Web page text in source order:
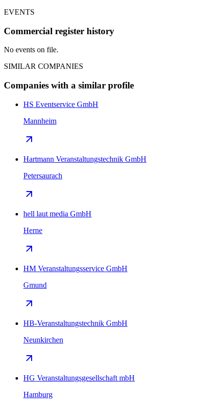
EVENTS
Commercial register history
No events on file.
SIMILAR COMPANIES
Companies with a similar profile
HS Eventservice GmbH
Mannheim
Hartmann Veranstaltungstechnik GmbH
Petersaurach
hell laut media GmbH
Herne
HM Veranstaltungsservice GmbH
Gmund
HB-Veranstaltungstechnik GmbH
Neunkirchen
HG Veranstaltungsgesellschaft mbH
Hamburg